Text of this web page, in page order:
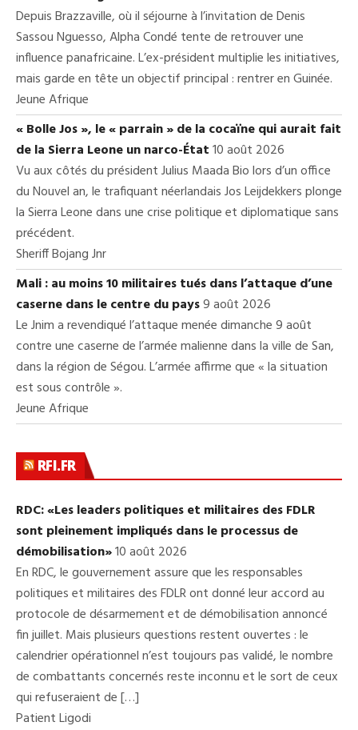
Depuis Brazzaville, où il séjourne à l’invitation de Denis
Sassou Nguesso, Alpha Condé tente de retrouver une
influence panafricaine. L’ex-président multiplie les initiatives,
mais garde en tête un objectif principal : rentrer en Guinée.
Jeune Afrique
« Bolle Jos », le « parrain » de la cocaïne qui aurait fait
de la Sierra Leone un narco-État10 août 2026
Vu aux côtés du président Julius Maada Bio lors d’un office
du Nouvel an, le trafiquant néerlandais Jos Leijdekkers plonge
la Sierra Leone dans une crise politique et diplomatique sans
précédent.
Sheriff Bojang Jnr
Mali : au moins 10 militaires tués dans l’attaque d’une
caserne dans le centre du pays9 août 2026
Le Jnim a revendiqué l’attaque menée dimanche 9 août
contre une caserne de l’armée malienne dans la ville de San,
dans la région de Ségou. L’armée affirme que « la situation
est sous contrôle ».
Jeune Afrique
RFI.FR
RDC: «Les leaders politiques et militaires des FDLR
sont pleinement impliqués dans le processus de
démobilisation»10 août 2026
En RDC, le gouvernement assure que les responsables
politiques et militaires des FDLR ont donné leur accord au
protocole de désarmement et de démobilisation annoncé
fin juillet. Mais plusieurs questions restent ouvertes : le
calendrier opérationnel n’est toujours pas validé, le nombre
de combattants concernés reste inconnu et le sort de ceux
qui refuseraient de […]
Patient Ligodi